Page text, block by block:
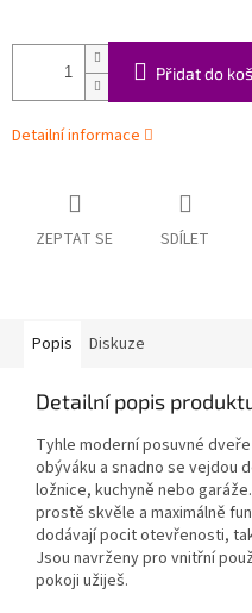
Přidat do
Detailní informace
ZEPTAT SE SDÍLET
Popis Diskuze
Detailní popis
Tyhle moderní posuvné
obýváku a snadno se vejdou
ložnice, kuchyně nebo
prostě skvěle a maximálně
dodávají pocit otevřenosti,
Jsou navrženy pro vnitřní
pokoji užiješ.